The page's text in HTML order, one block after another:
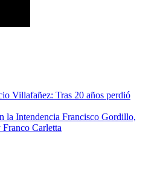
Villafañez: Tras 20 años perdió
la Intendencia Francisco Gordillo,
Carletta